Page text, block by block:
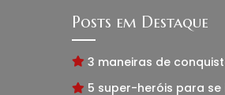
Posts em Destaque
3 maneiras de
5 super-heróis para se